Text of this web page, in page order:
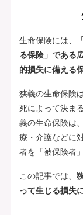
生命保険には、
る保険」である
的損失に備える
狭義の生命保険
死によって決ま
義の生命保険は
療・介護などに
者を「被保険者
この記事では、
って生じる損失